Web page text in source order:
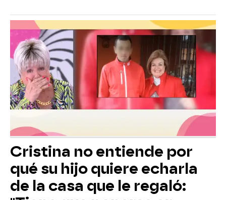
Cristina no entiende por
qué su hijo quiere echarla
de la casa que le regaló: